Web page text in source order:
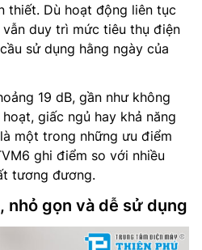
thiết. Dù hoạt động liên tục
duy trì mức tiêu thụ điện
sử dụng hằng ngày của
19 dB, gần như không
giấc ngủ hay khả năng
một trong những ưu điểm
ghi điểm so với nhiều
tương đương.
nhỏ gọn và dễ sử dụng